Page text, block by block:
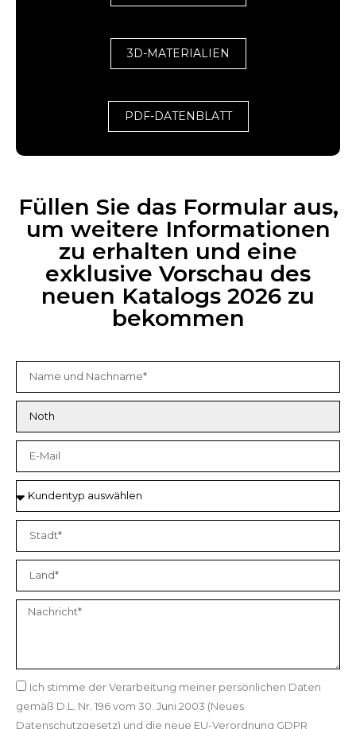
3D-MATERIALIEN
PDF-DATENBLATT
Füllen Sie das Formular aus,
um weitere Informationen
zu erhalten und eine
exklusive Vorschau des
neuen Katalogs 2026 zu
bekommen
Ich stimme der Verarbeitung meiner persönlichen Daten
gemäß D.L. Nr. 196 vom 30. Juni 2003 (Neues
Datenschutzgesetz) und die neue EU-Verordnung GDPR